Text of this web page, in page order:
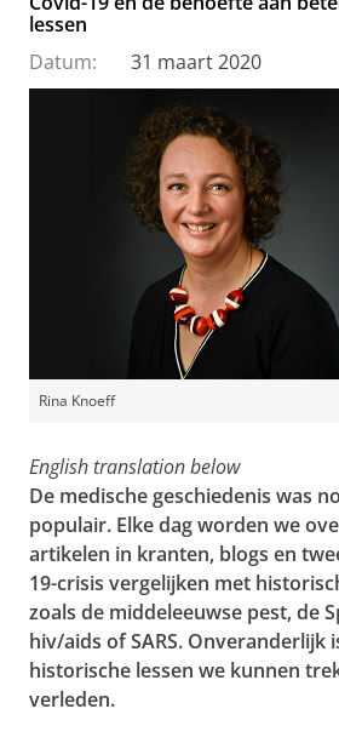
lessen
Datum:
31 maart 2020
Rina Knoeff
English translation below
De medische geschiedenis was
populair. Elke dag worden we
artikelen in kranten, blogs en
19-crisis vergelijken met
zoals de middeleeuwse pest, de
hiv/aids of SARS. Onveranderlijk
historische lessen we kunnen
verleden.